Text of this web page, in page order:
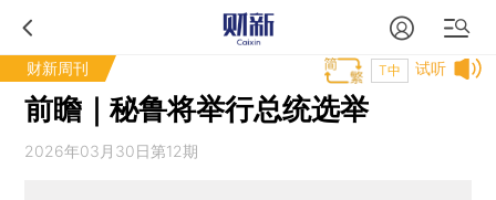
财新周刊 试听
T中
前瞻｜秘鲁将举行总统选举
2026年03月30日第12期